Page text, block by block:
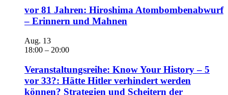
vor 81 Jahren: Hiroshima Atombombenabwurf
– Erinnern und Mahnen
Aug. 13
18:00 – 20:00
Veranstaltungsreihe: Know Your History – 5
vor 33?: Hätte Hitler verhindert werden
können? Strategien und Scheitern der